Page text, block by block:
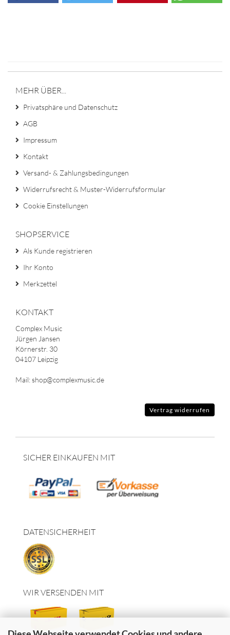
MEHR ÜBER...
Privatsphäre und Datenschutz
AGB
Impressum
Kontakt
Versand- & Zahlungsbedingungen
Widerrufsrecht & Muster-Widerrufsformular
Cookie Einstellungen
SHOPSERVICE
Als Kunde registrieren
Ihr Konto
Merkzettel
KONTAKT
Complex Music
Jürgen Jansen
Körnerstr. 30
04107 Leipzig
Mail: shop@complexmusic.de
Vertrag widerrufen
SICHER EINKAUFEN MIT
DATENSICHERHEIT
WIR VERSENDEN MIT